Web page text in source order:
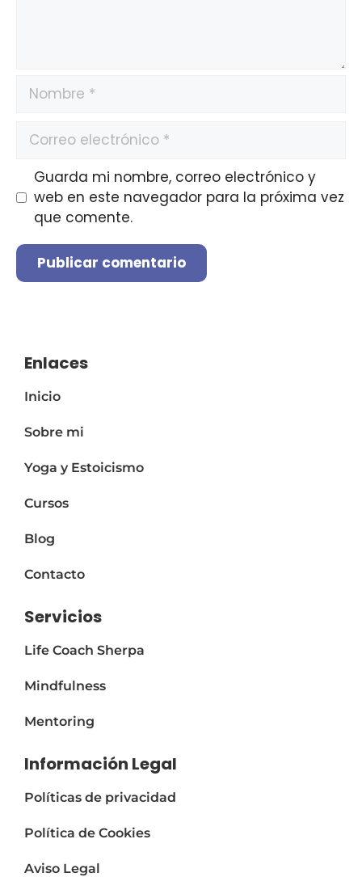
Guarda mi nombre, correo electrónico y
web en este navegador para la próxima vez
que comente.
e
Enlaces
Inicio
Sobre mi
Yoga y Estoicismo
Cursos
Blog
Contacto
Servicios
Life Coach Sherpa
Mindfulness
Mentoring
Información Legal
Políticas de privacidad
Política de Cookies
Aviso Legal